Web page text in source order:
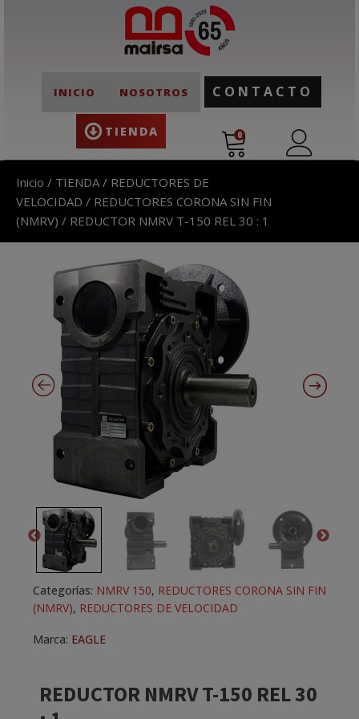
INICIO NOSOTROS
TIENDA
CONTACTO
0
Inicio / TIENDA / REDUCTORES DE
VELOCIDAD / REDUCTORES CORONA SIN FIN
(NMRV) / REDUCTOR NMRV T-150 REL 30 : 1
REDUCTOR NMRV T-150 REL 30
Categorías: NMRV 150, REDUCTORES CORONA SIN FIN
(NMRV), REDUCTORES DE VELOCIDAD
Marca: EAGLE